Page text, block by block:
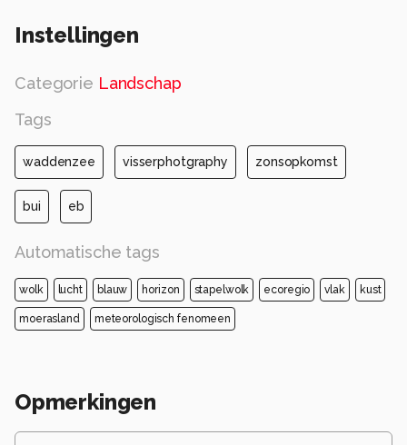
Instellingen
Categorie Landschap
Tags
waddenzee visserphotgraphy zonsopkomst
bui eb
Automatische tags
wolk lucht blauw horizon stapelwolk ecoregio vlak kust
moerasland meteorologisch fenomeen
Opmerkingen